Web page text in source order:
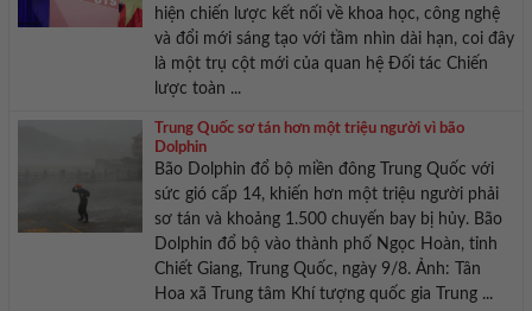
hiện chiến lược kết nối về khoa học, công nghệ
và đổi mới sáng tạo với tầm nhìn dài hạn, coi đây
là một trụ cột mới của quan hệ Đối tác Chiến
lược toàn ...
Trung Quốc sơ tán hơn một triệu người vì bão
Dolphin
Bão Dolphin đổ bộ miền đông Trung Quốc với
sức gió cấp 14, khiến hơn một triệu người phải
sơ tán và khoảng 1.500 chuyến bay bị hủy. Bão
Dolphin đổ bộ vào thành phố Ngọc Hoàn, tỉnh
Chiết Giang, Trung Quốc, ngày 9/8. Ảnh: Tân
Hoa xã Trung tâm Khí tượng quốc gia Trung ...